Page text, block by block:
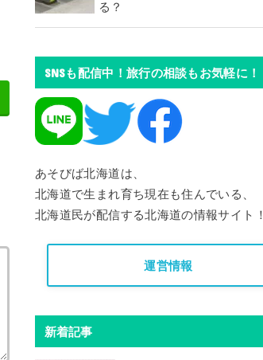
る？
SNSも配信中！旅行の相談もお気軽に！
あそびば北海道は、
北海道で生まれ育ち現在も住んでいる、
北海道民が配信する北海道の情報サイト！
運営情報
新着記事